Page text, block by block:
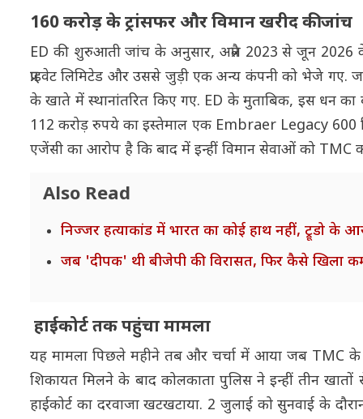
160 करोड़ के ट्रांसफर और विमान खरीद की जांच
ED की शुरुआती जांच के अनुसार, अप्रैल 2023 से जून
प्राइवेट लिमिटेड और उससे जुड़ी एक अन्य कंपनी को भेजे गए.
के खाते में स्थानांतरित किए गए. ED के मुताबिक, इस धन
112 करोड़ रुपये का इस्तेमाल एक Embraer Legacy
एजेंसी का आरोप है कि बाद में इन्हीं विमान सेवाओं को TMC
Also Read
निज्जर हत्याकांड में भारत का कोई हाथ नहीं, ट्रूडो
जब 'दीपक' थी बीजेपी की विरासत, फिर कैसे खिला
हाईकोर्ट तक पहुंचा मामला
यह मामला पिछले महीने तब और चर्चा में आया जब TMC के
शिकायत मिलने के बाद कोलकाता पुलिस ने इन्हीं तीन
हाईकोर्ट का दरवाजा खटखटाया. 2 जुलाई को सुनवाई के